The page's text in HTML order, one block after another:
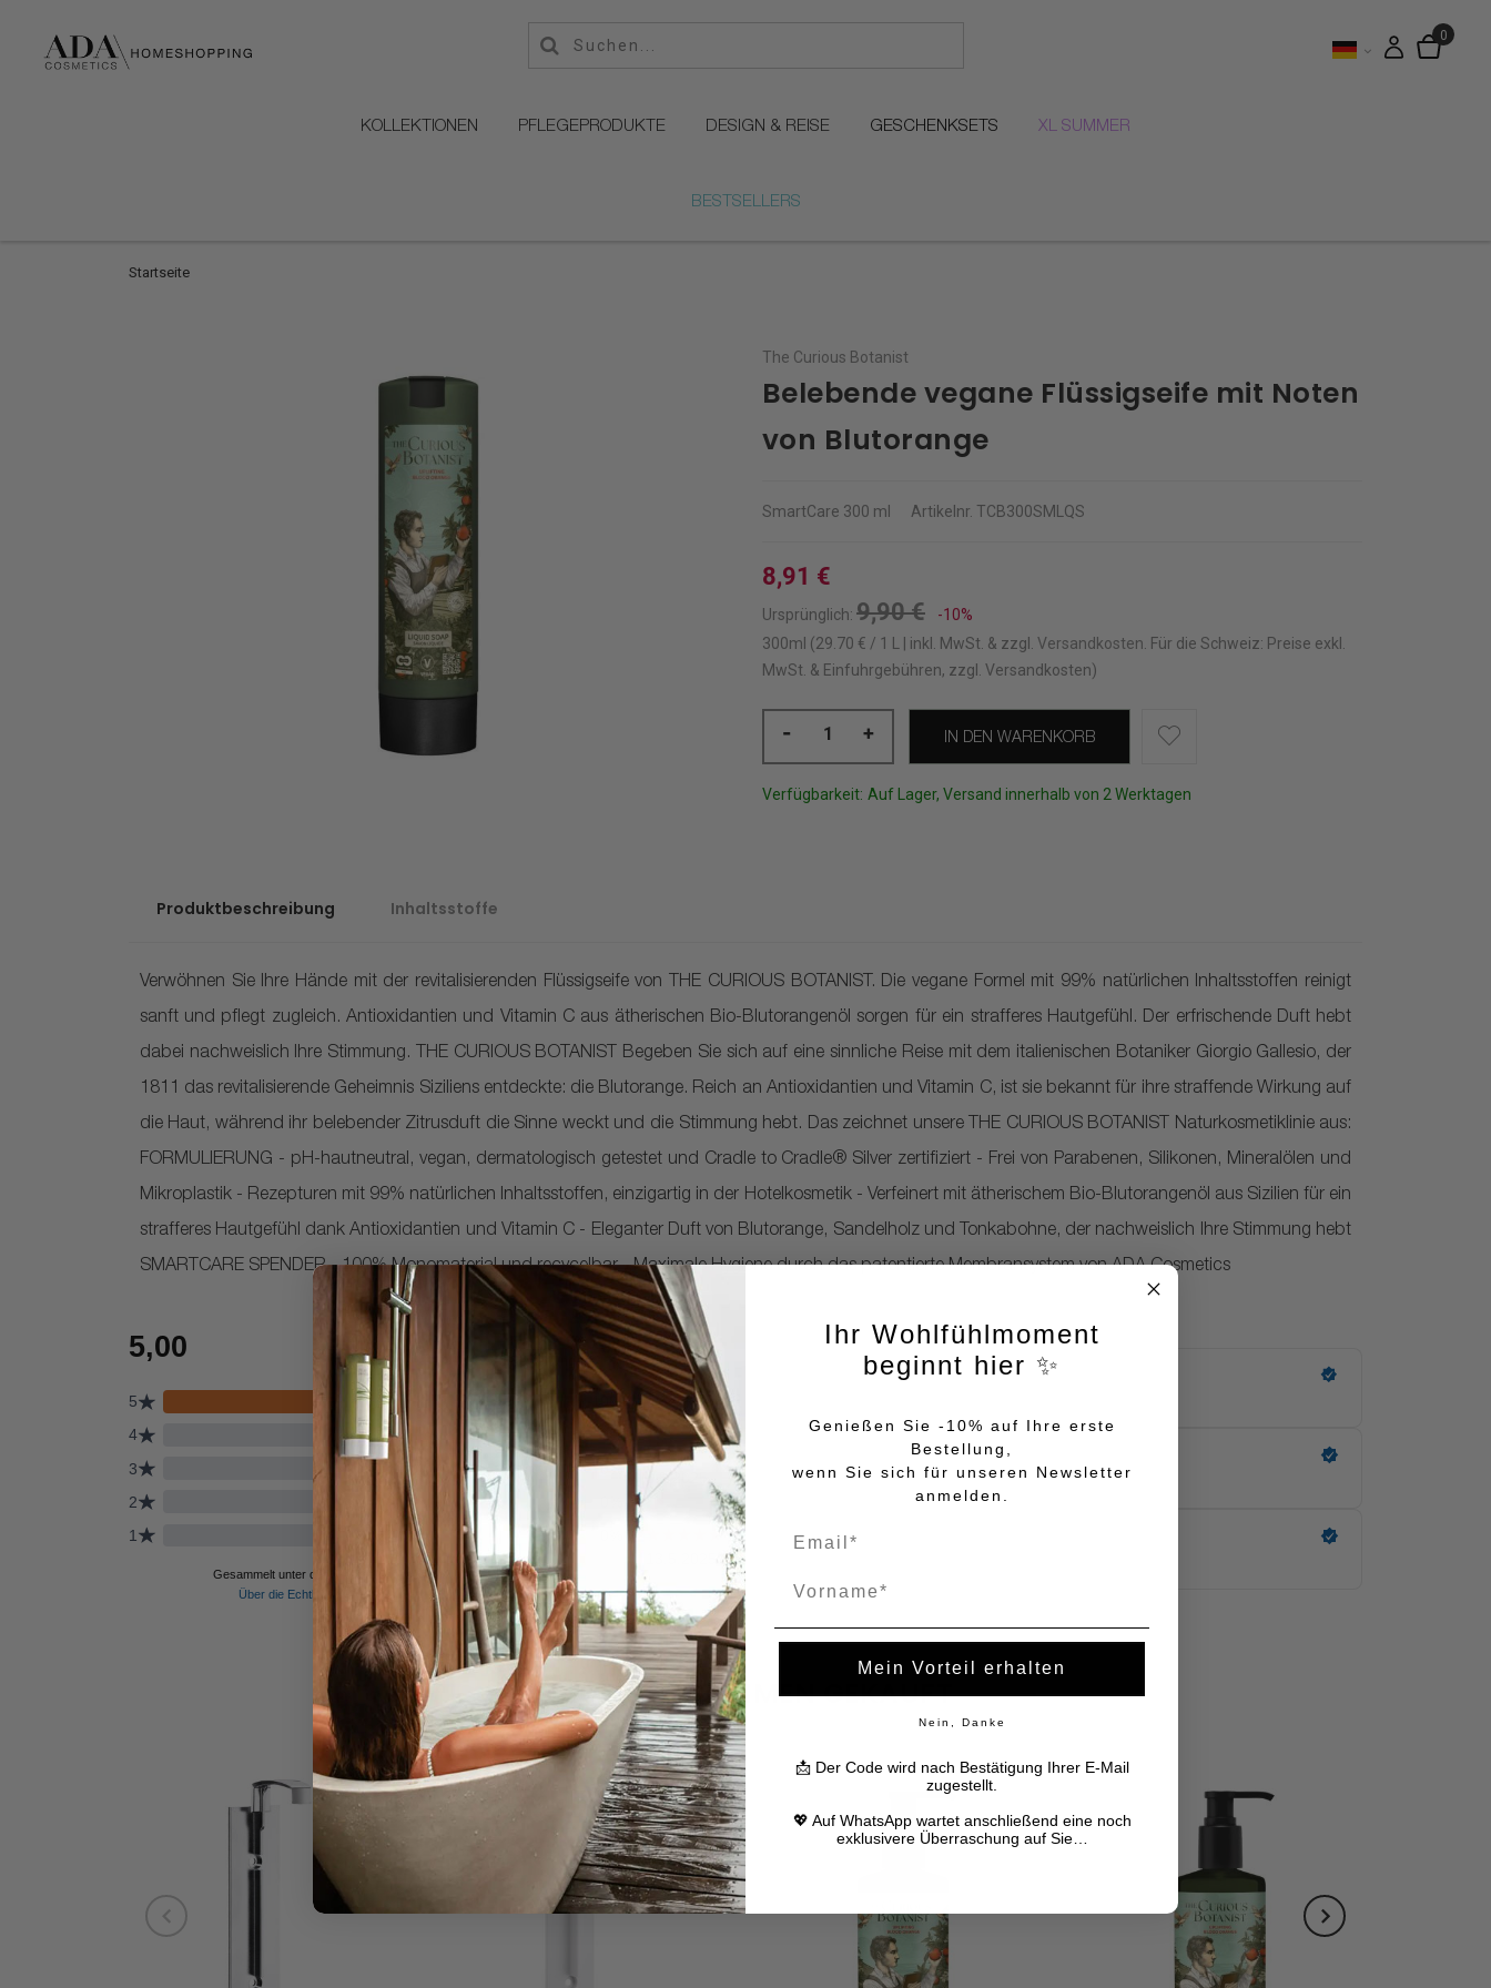
KOLLEKTIONEN PFLEGEPRODUKTE DESIGN & REISE GESCHENKSETS XL SUMMER
BESTSELLERS
Startseite
The Curious Botanist
Belebende vegane Flüssigseife mit Noten
von Blutorange
SmartCare 300 ml Artikelnr. TCB300SMLQS
8,91 €
Ursprünglich: 9,90 €
-10%
300ml (29.70 € / 1 L | inkl. MwSt. & zzgl. Versandkosten Für die Schweiz: Preise exkl.
MwSt. & Einfuhrgebühren, zzgl. Versandkosten)
- + IN DEN WARENKORB
Verfügbarkeit: Auf Lager, Versand innerhalb von 2 Werktagen
Produktbeschreibung Inhaltsstoffe
Verwöhnen Sie Ihre Hände mit der revitalisierenden Flüssigseife von THE CURIOUS BOTANIST. Die vegane Formel mit 99% natürlichen Inhaltsstoffen reinigt
sanft und pflegt zugleich. Antioxidantien und Vitamin C aus ätherischen Bio-Blutorangenöl sorgen für ein strafferes Hautgefühl. Der erfrischende Duft hebt
dabei nachweislich Ihre Stimmung. THE CURIOUS BOTANIST Begeben Sie sich auf eine sinnliche Reise mit dem italienischen Botaniker Giorgio Gallesio, der
1811 das revitalisierende Geheimnis Siziliens entdeckte: die Blutorange. Reich an Antioxidantien und Vitamin C, ist sie bekannt für ihre straffende Wirkung auf
die Haut, während ihr belebender Zitrusduft die Sinne weckt und die Stimmung hebt. Das zeichnet unsere THE CURIOUS BOTANIST Naturkosmetiklinie aus:
FORMULIERUNG - pH-hautneutral, vegan, dermatologisch getestet und Cradle to Cradle® Silver zertifiziert - Frei von Parabenen, Silikonen, Mineralölen und
Mikroplastik - Rezepturen mit 99% natürlichen Inhaltsstoffen, einzigartig in der Hotelkosmetik - Verfeinert mit ätherischem Bio-Blutorangenöl aus Sizilien für ein
strafferes Hautgefühl dank Antioxidantien und Vitamin C - Eleganter Duft von Blutorange, Sandelholz und Tonkabohne, der nachweislich Ihre Stimmung hebt
SMARTCARE SPENDER - 100% Monomaterial und recycelbar - Maximale Hygiene durch das patentierte Membransystem von ADA Cosmetics
HÄUFIG ZUSAMMEN GEKAUFT
Ihr Wohlfühlmoment
beginnt hier ✨
Genießen Sie -10% auf Ihre erste
Bestellung,
wenn Sie sich für unseren Newsletter
anmelden.
Mein Vorteil erhalten
Nein, Danke
📩 Der Code wird nach Bestätigung Ihrer E-Mail
zugestellt.
💖 Auf WhatsApp wartet anschließend eine noch
exklusivere Überraschung auf Sie…